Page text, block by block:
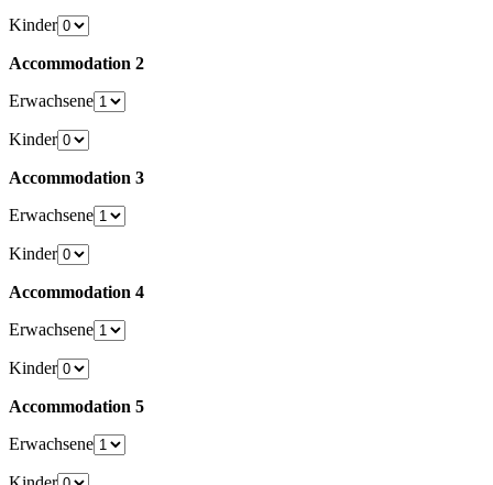
Kinder
Accommodation 2
Erwachsene
Kinder
Accommodation 3
Erwachsene
Kinder
Accommodation 4
Erwachsene
Kinder
Accommodation 5
Erwachsene